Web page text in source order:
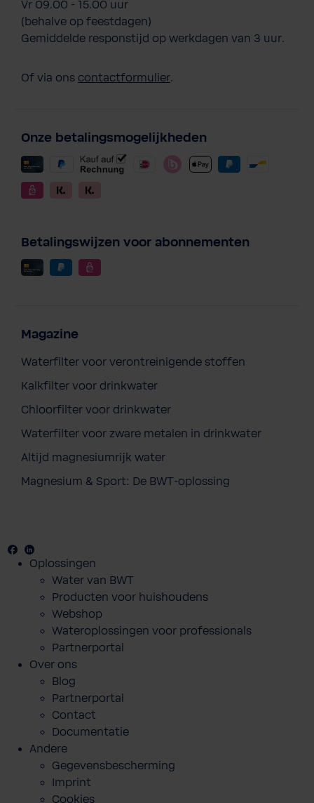
Vr 09.00 - 15.00 uur
(behalve op feestdagen)
Gemiddelde responstijd op werkdagen van 3 uur.
Of via ons contactformulier.
Onze betalingsmogelijkheden
Betalingswijzen voor abonnementen
Magazine
Waterfilter voor verontreinigende stoffen
Kalkfilter voor drinkwater
Chloorfilter voor drinkwater
Waterfilter voor zware metalen in drinkwater
Altijd magnesiumrijk water
Magnesium & Sport: De BWT-oplossing
Facebook
Youtube
Oplossingen
Water van BWT
Producten voor huishoudens
Webshop
Wateroplossingen voor professionals
Partnerportal
Over ons
Blog
Partnerportal
Contact
Documentatie
Andere
Gegevensbescherming
Imprint
Cookies